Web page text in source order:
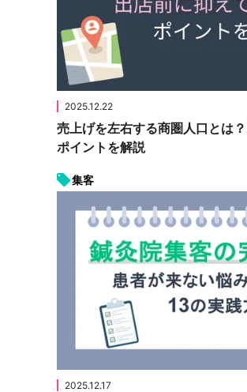
2025.12.22
売上げを左右する商圏人口とは
ポイントを解説
集客
2025.12.17